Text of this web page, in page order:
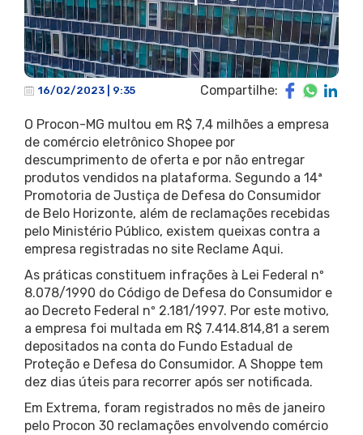
16/02/2023 | 9:35 Compartilhe:
O Procon-MG multou em R$ 7,4 milhões a empresa
de comércio eletrônico Shopee por
descumprimento de oferta e por não entregar
produtos vendidos na plataforma. Segundo a 14ª
Promotoria de Justiça de Defesa do Consumidor
de Belo Horizonte, além de reclamações recebidas
pelo Ministério Público, existem queixas contra a
empresa registradas no site Reclame Aqui.
As práticas constituem infrações à Lei Federal nº
8.078/1990 do Código de Defesa do Consumidor e
ao Decreto Federal nº 2.181/1997. Por este motivo,
a empresa foi multada em R$ 7.414.814,81 a serem
depositados na conta do Fundo Estadual de
Proteção e Defesa do Consumidor. A Shoppe tem
dez dias úteis para recorrer após ser notificada.
Em Extrema, foram registrados no mês de janeiro
pelo Procon 30 reclamações envolvendo comércio